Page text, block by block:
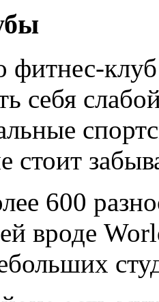
фитнес-
себя
стоит
600
вроде